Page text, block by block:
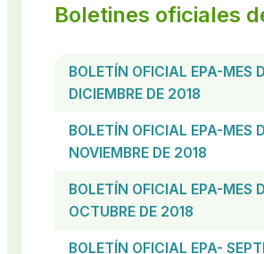
Boletines oficiales
BOLETÍN OFICIAL EPA-MES
DICIEMBRE DE 2018
BOLETÍN OFICIAL EPA-MES
NOVIEMBRE DE 2018
BOLETÍN OFICIAL EPA-MES
OCTUBRE DE 2018
BOLETÍN OFICIAL EPA-